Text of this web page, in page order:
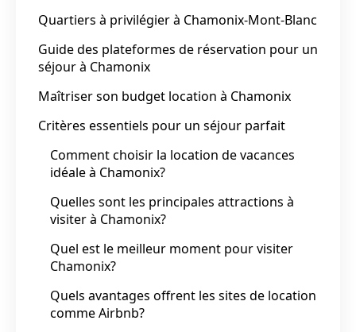
Quartiers à privilégier à Chamonix-Mont-Blanc
Guide des plateformes de réservation pour un
séjour à Chamonix
Maîtriser son budget location à Chamonix
Critères essentiels pour un séjour parfait
Comment choisir la location de vacances
idéale à Chamonix?
Quelles sont les principales attractions à
visiter à Chamonix?
Quel est le meilleur moment pour visiter
Chamonix?
Quels avantages offrent les sites de location
comme Airbnb?